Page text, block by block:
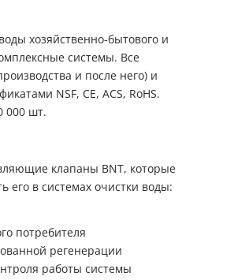
Департамент
Я принимаю условия
передачи информации
Фирменные магазины
хозяйственно-бытового и
системы. Все
и после него) и
NSF, CE, ACS, RoHS.
000 шт.
клапаны BNT, которые
в системах очистки воды:
потребителя
регенерации
работы системы
информации
Мы Вам перезвоним